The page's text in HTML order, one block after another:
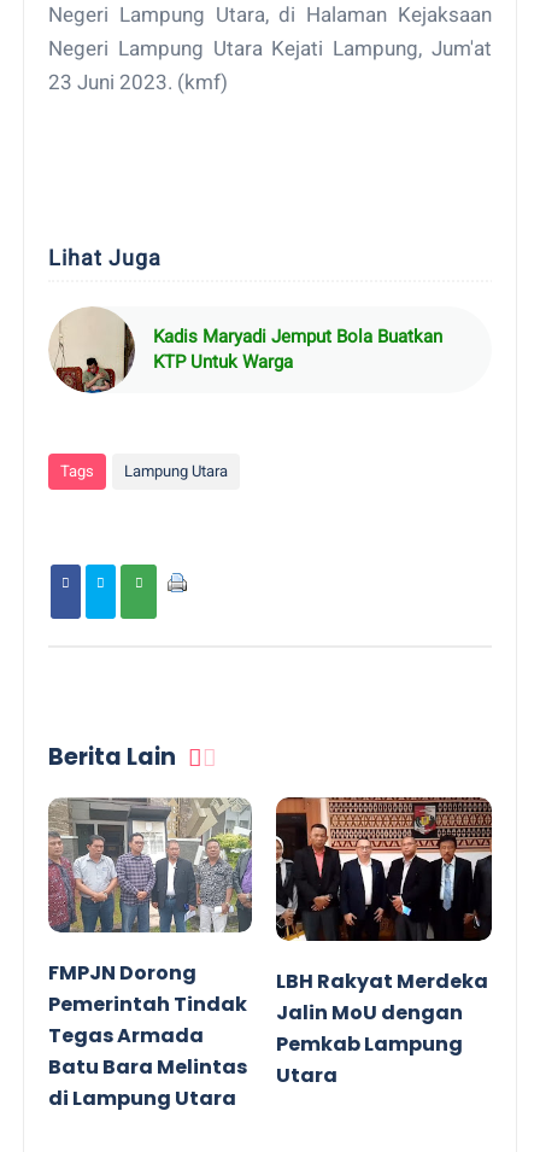
Negeri Lampung Utara, di Halaman Kejaksaan
Negeri Lampung Utara Kejati Lampung, Jum'at
23 Juni 2023. (kmf)
Lihat Juga
Kadis Maryadi Jemput Bola Buatkan
KTP Untuk Warga
Tags Lampung Utara
Berita Lain
FMPJN Dorong
Pemerintah Tindak
Tegas Armada
Batu Bara Melintas
di Lampung Utara
LBH Rakyat Merdeka
Jalin MoU dengan
Pemkab Lampung
Utara